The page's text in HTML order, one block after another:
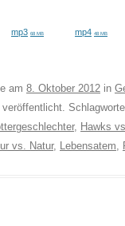
mp3 68 MB mp4 48 MB
am 8. Oktober 2012 in
veröffentlicht.
, Hawks
vs. Natur, Lebensatem,